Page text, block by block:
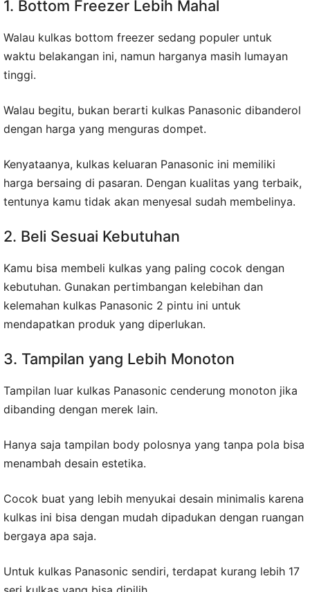
1. Bottom Freezer Lebih Mahal
Walau kulkas bottom freezer sedang populer untuk
waktu belakangan ini, namun harganya masih lumayan
tinggi.
Walau begitu, bukan berarti kulkas Panasonic dibanderol
dengan harga yang menguras dompet.
Kenyataanya, kulkas keluaran Panasonic ini memiliki
harga bersaing di pasaran. Dengan kualitas yang terbaik,
tentunya kamu tidak akan menyesal sudah membelinya.
2. Beli Sesuai Kebutuhan
Kamu bisa membeli kulkas yang paling cocok dengan
kebutuhan. Gunakan pertimbangan kelebihan dan
kelemahan kulkas Panasonic 2 pintu ini untuk
mendapatkan produk yang diperlukan.
3. Tampilan yang Lebih Monoton
Tampilan luar kulkas Panasonic cenderung monoton jika
dibanding dengan merek lain.
Hanya saja tampilan body polosnya yang tanpa pola bisa
menambah desain estetika.
Cocok buat yang lebih menyukai desain minimalis karena
kulkas ini bisa dengan mudah dipadukan dengan ruangan
bergaya apa saja.
Untuk kulkas Panasonic sendiri, terdapat kurang lebih 17